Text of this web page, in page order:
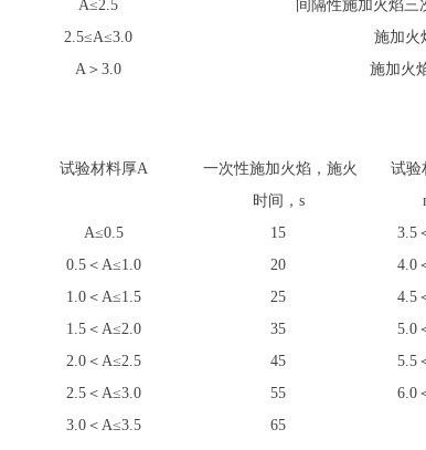
A≤2.5
间隔性施加火焰三
2.5≤A≤3.0
施加火
A＞3.0
施加火
试验材料厚A
一次性施加火焰，施火
时间，s
试验
A≤0.5
15 3.5
0.5＜A≤1.0
20 4.0
1.0＜A≤1.5
25 4.5
1.5＜A≤2.0
35 5.0
2.0＜A≤2.5
45 5.5
2.5＜A≤3.0
55 6.0
3.0＜A≤3.5
65